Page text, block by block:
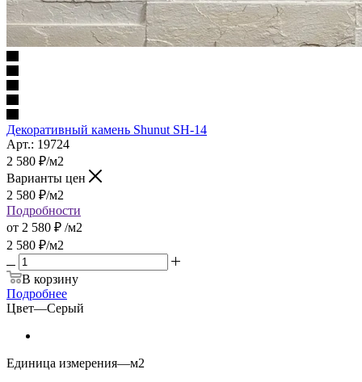
Декоративный камень Shunut SH-14
Арт.: 19724
2 580 ₽/м2
Варианты цен
2 580 ₽/м2
Подробности
от 2 580 ₽ /м2
2 580 ₽/м2
В корзину
Подробнее
Цвет—Серый
Единица измерения—м2